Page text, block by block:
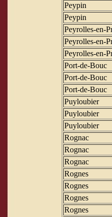
Peypin
Peypin
Peyrolles-en-
Peyrolles-en-
Peyrolles-en-
Port-de-Bouc
Port-de-Bouc
Port-de-Bouc
Puyloubier
Puyloubier
Puyloubier
Rognac
Rognac
Rognac
Rognes
Rognes
Rognes
Rognes